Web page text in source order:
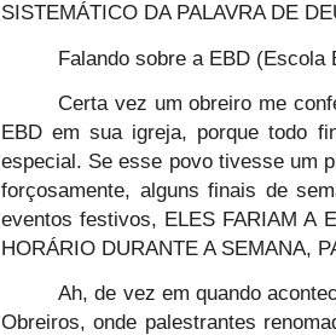
SISTEMÁTICO DA PALAVRA DE
Falando sobre a EBD
Certa vez um obreiro me
EBD em sua igreja, porque todo
especial. Se esse povo tivesse um
forçosamente, alguns finais de
eventos festivos, ELES FARIAM A
HORÁRIO DURANTE A SEMANA,
Ah, de vez em quando
Obreiros, onde palestrantes